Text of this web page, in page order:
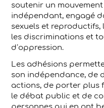
soutenir un
indépendant, engagé
sexuels et reproductifs,
les discriminations et
d’oppression.
Les adhésions
son indépendance, de
actions, de porter plus
le débat public et de